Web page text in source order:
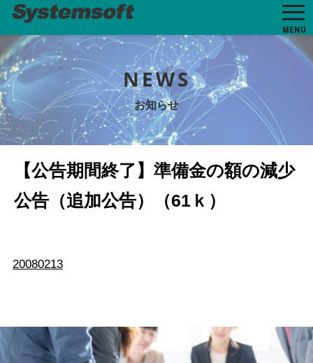
MENU
NEWS
お知らせ
【公告期間終了】準備金の額の減少
公告（追加公告）（61ｋ）
20080213